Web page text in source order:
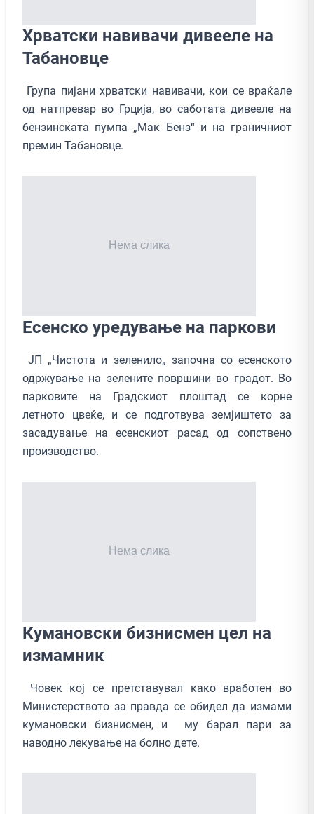
Хрватски навивачи дивееле на
Табановце
Група пијани хрватски навивачи, кои се враќале
од натпревар во Грција, во саботата дивееле на
бензинската пумпа „Мак Бенз“ и на граничниот
премин Табановце.
Есенско уредување на паркови
ЈП „Чистота и зеленило„ започна со есенското
одржување на зелените површини во градот. Во
парковите на Градскиот плоштад се корне
летното цвеќе, и се подготвува земјиштето за
засадување на есенскиот расад од сопствено
производство.
Кумановски бизнисмен цел на
измамник
Човек кој се претставувал како вработен во
Министерството за правда се обидел да измами
кумановски бизнисмен, и му барал пари за
наводно лекување на болно дете.